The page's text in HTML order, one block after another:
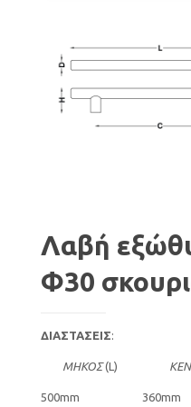
Λαβή
Φ30
ΔΙΑΣΤΑΣΕΙΣ:
ΜΗΚΟΣ(L)
500mm 360mm